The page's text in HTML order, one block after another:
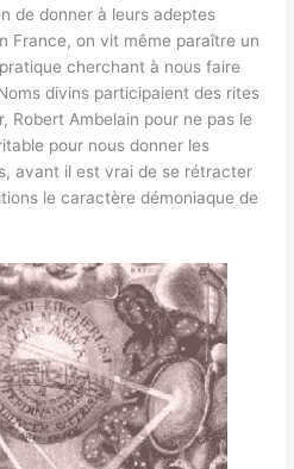
de donner à leurs adeptes
France, on vit même paraître un
cherchant à nous faire
divins participaient des rites
Robert Ambelain pour ne pas le
pour nous donner les
avant il est vrai de se rétracter
le caractère démoniaque de